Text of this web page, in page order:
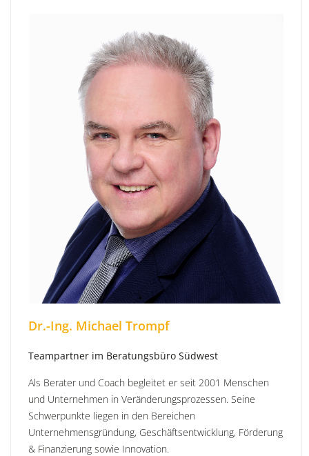
Dr.-Ing. Michael Trompf
Teampartner im Beratungsbüro Südwest
Als Berater und Coach begleitet er seit 2001 Menschen
und Unternehmen in Veränderungsprozessen. Seine
Schwerpunkte liegen in den Bereichen
Unternehmensgründung, Geschäftsentwicklung, Förderung
& Finanzierung sowie Innovation.